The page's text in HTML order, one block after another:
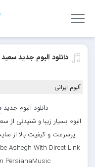
دانلود آلبوم جدید
آلبوم ایرانی
دانلود آلبوم جدید
البوم بسیار زیبا و شنیدنی
پرسرعت و کیفیت بالا از
Ashegh With Direct Link
PersianaMusic